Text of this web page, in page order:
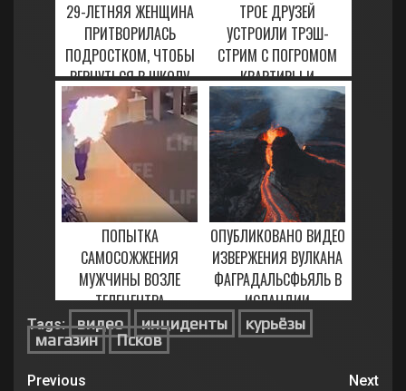
29-ЛЕТНЯЯ ЖЕНЩИНА
ПРИТВОРИЛАСЬ
ПОДРОСТКОМ, ЧТОБЫ
ВЕРНУТЬСЯ В ШКОЛУ
24 МАРТА, 2023
ТРОЕ ДРУЗЕЙ
УСТРОИЛИ ТРЭШ-
СТРИМ С ПОГРОМОМ
КВАРТИРЫ И
ИЗНАСИЛОВАНИЕМ
27 МАРТА, 2021
ПОПЫТКА
САМОСОЖЖЕНИЯ
МУЖЧИНЫ ВОЗЛЕ
ТЕЛЕЦЕНТРА
"ОСТАНКИНО" (ВИДЕО)
1 МАРТА, 2021
ОПУБЛИКОВАНО ВИДЕО
ИЗВЕРЖЕНИЯ ВУЛКАНА
ФАГРАДАЛЬСФЬЯЛЬ В
ИСЛАНДИИ
24 МАРТА, 2021
Tags: видео инциденты
курьёзы
магазин
Псков
Previous
Next